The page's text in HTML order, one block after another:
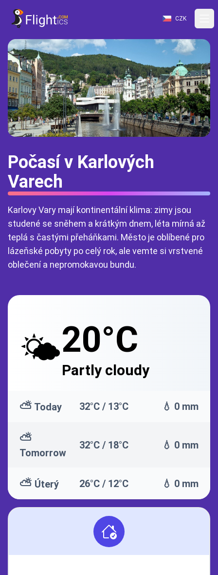
CZK
Počasí v Karlových
Varech
Karlovy Vary mají kontinentální klima: zimy jsou
studené se sněhem a krátkým dnem, léta mírná až
teplá s častými přeháňkami. Město je oblíbené pro
lázeňské pobyty po celý rok, ale vemte si vrstvené
oblečení a nepromokavou bundu.
🌤️20°C
Partly cloudy
⛅ Today 32°C / 13°C 💧 0 mm
⛅
Tomorrow
32°C / 18°C 💧 0 mm
⛅ Úterý 26°C / 12°C 💧 0 mm